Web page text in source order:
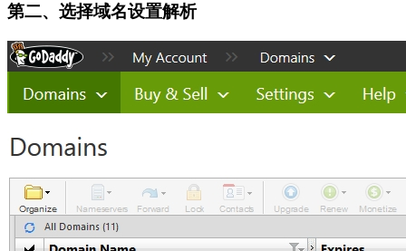
第二、选择域名设置解析